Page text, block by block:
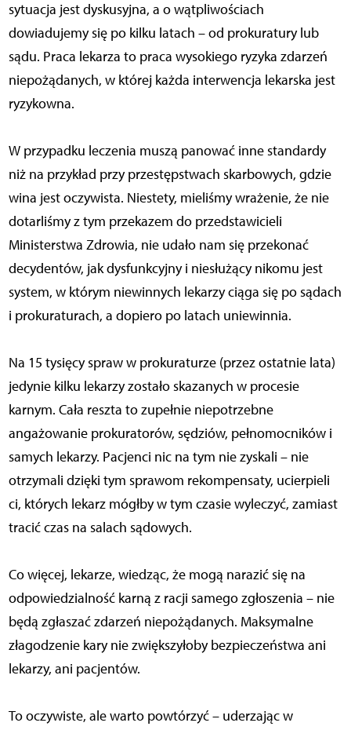
sytuacja jest dyskusyjna, a o wątpliwościach
dowiadujemy się po kilku latach – od prokuratury lub
sądu. Praca lekarza to praca wysokiego ryzyka zdarzeń
niepożądanych, w której każda interwencja lekarska jest
ryzykowna.
W przypadku leczenia muszą panować inne standardy
niż na przykład przy przestępstwach skarbowych, gdzie
wina jest oczywista. Niestety, mieliśmy wrażenie, że nie
dotarliśmy z tym przekazem do przedstawicieli
Ministerstwa Zdrowia, nie udało nam się przekonać
decydentów, jak dysfunkcyjny i niesłużący nikomu jest
system, w którym niewinnych lekarzy ciąga się po sądach
i prokuraturach, a dopiero po latach uniewinnia.
Na 15 tysięcy spraw w prokuraturze (przez ostatnie lata)
jedynie kilku lekarzy zostało skazanych w procesie
karnym. Cała reszta to zupełnie niepotrzebne
angażowanie prokuratorów, sędziów, pełnomocników i
samych lekarzy. Pacjenci nic na tym nie zyskali – nie
otrzymali dzięki tym sprawom rekompensaty, ucierpieli
ci, których lekarz mógłby w tym czasie wyleczyć, zamiast
tracić czas na salach sądowych.
Co więcej, lekarze, wiedząc, że mogą narazić się na
odpowiedzialność karną z racji samego zgłoszenia – nie
będą zgłaszać zdarzeń niepożądanych. Maksymalne
złagodzenie kary nie zwiększyłoby bezpieczeństwa ani
lekarzy, ani pacjentów.
To oczywiste, ale warto powtórzyć – uderzając w